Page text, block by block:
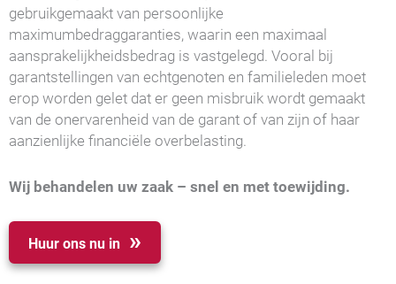
gebruikgemaakt van persoonlijke
maximumbedraggaranties, waarin een maximaal
aansprakelijkheidsbedrag is vastgelegd. Vooral bij
garantstellingen van echtgenoten en familieleden moet
erop worden gelet dat er geen misbruik wordt gemaakt
van de onervarenheid van de garant of van zijn of haar
aanzienlijke financiële overbelasting.
Wij behandelen uw zaak – snel en met toewijding.
Huur ons nu in